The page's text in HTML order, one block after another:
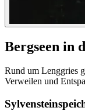
Bergseen in
Rund um Lenggries
Verweilen und